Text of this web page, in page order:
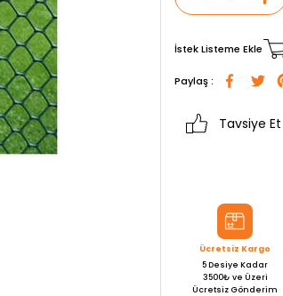
İstek Listeme Ekle
Paylaş :
Tavsiye Et
Ücretsiz Kargo
5 Desiye Kadar
3500₺ ve Üzeri
Ücretsiz Gönderim